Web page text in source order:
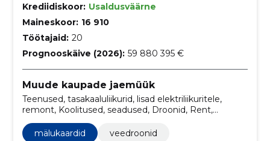
Krediidiskoor: Usaldusväärne
Maineskoor: 16 910
Töötajaid: 20
Prognooskäive (2026): 59 880 395 €
Muude kaupade jaemüük
Teenused, tasakaaluliikurid, lisad elektriliikuritele,
remont, Koolitused, seadused, Droonid, Rent,
tarvikud, elektrilised liikurid
mälukaardid
veedroonid